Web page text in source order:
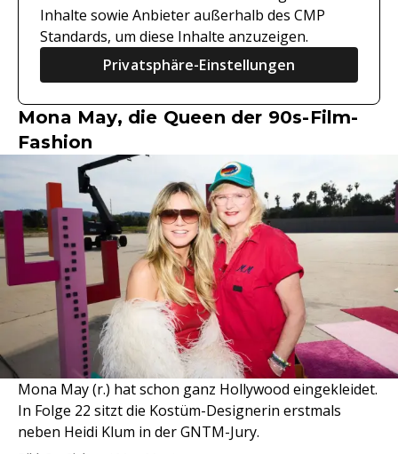
Inhalte sowie Anbieter außerhalb des CMP
Standards, um diese Inhalte anzuzeigen.
Privatsphäre-Einstellungen
Mona May, die Queen der 90s-Film-
Fashion
Mona May (r.) hat schon ganz Hollywood eingekleidet.
In Folge 22 sitzt die Kostüm-Designerin erstmals
neben Heidi Klum in der GNTM-Jury.